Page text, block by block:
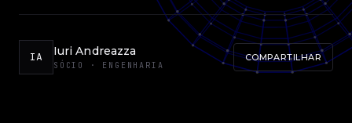
IA Iuri Andreazza
SÓCIO · ENGENHARIA
COMPARTILHAR